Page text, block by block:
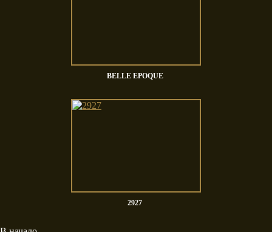
BELLE EPOQUE
2927